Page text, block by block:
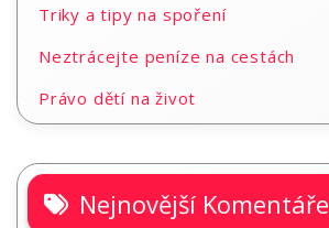
Triky a tipy na spoření
Neztrácejte peníze na cestách
Právo dětí na život
Nejnovější Komentáře